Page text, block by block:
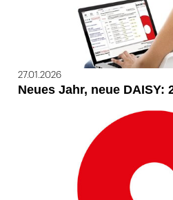
27.01.2026
Neues Jahr, neue DAISY: